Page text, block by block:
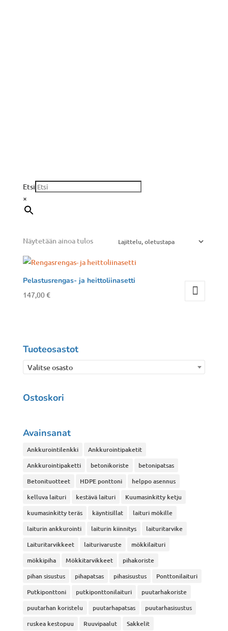
Etsi
×
Näytetään ainoa tulos
Pelastusrengas- ja heittoliinasetti
147,00€
Tuoteosastot
Valitse osasto
Ostoskori
Avainsanat
Ankkurointilenkki
Ankkurointipaketit
Ankkurointipaketti
betonikoriste
betonipatsas
Betonituotteet
HDPE ponttoni
helppo asennus
kelluva laituri
kestävä laituri
Kuumasinkitty ketju
kuumasinkitty teräs
käyntisillat
laituri mökille
laiturin ankkurointi
laiturin kiinnitys
laituritarvike
Laituritarvikkeet
laiturivaruste
mökkilaituri
mökkipiha
Mökkitarvikkeet
pihakoriste
pihan sisustus
pihapatsas pihasisustus
Ponttonilaituri
Putkiponttoni
putkiponttonilaituri
puutarhakoriste
puutarhan koristelu
puutarhapatsas
puutarhasisustus
ruskea kestopuu
Ruuvipaalut Sakkelit